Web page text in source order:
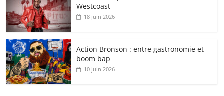
Westcoast
18 juin 2026
Action Bronson : entre gastronomie et
boom bap
10 juin 2026